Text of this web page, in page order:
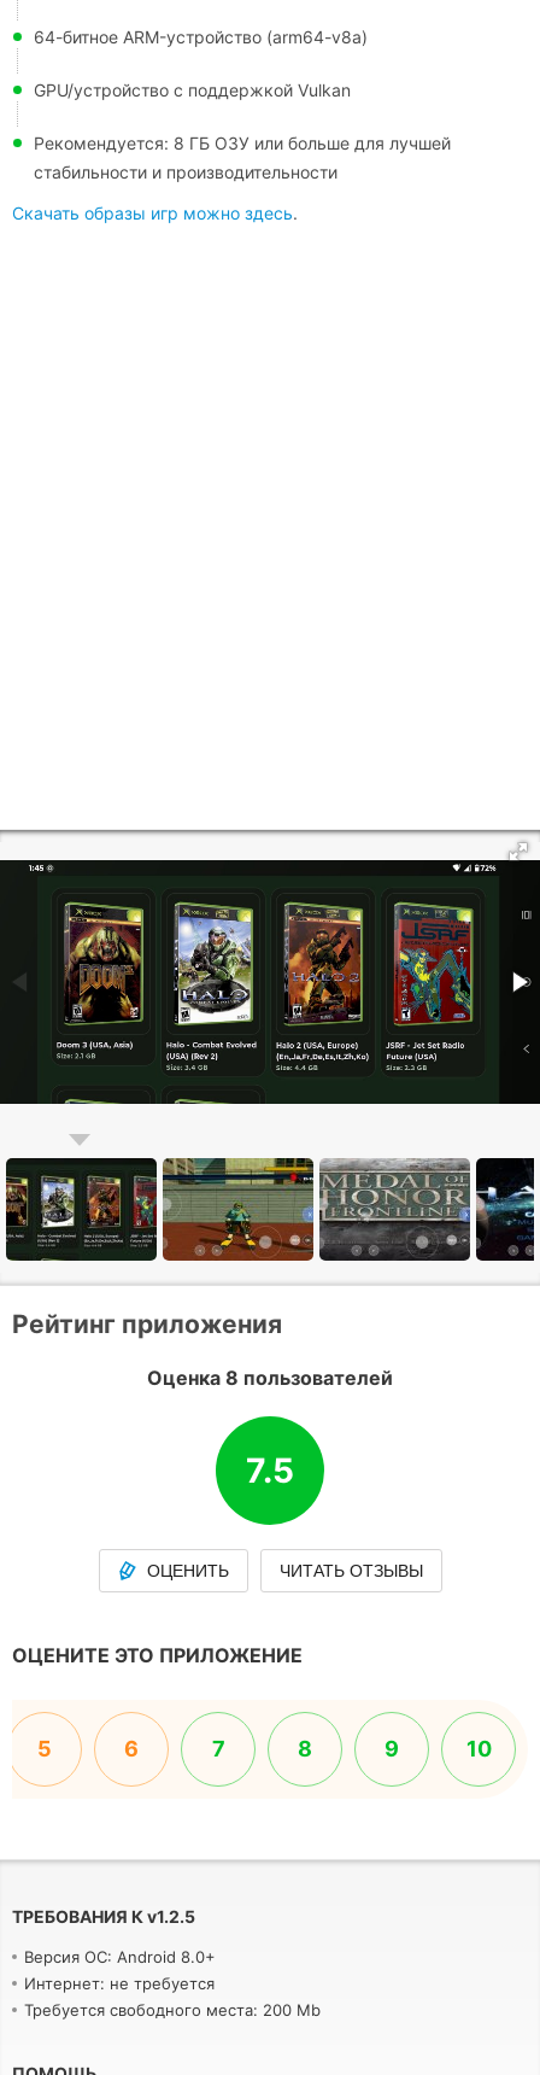
64-битное ARM-устройство (arm64-v8a)
GPU/устройство с поддержкой Vulkan
Рекомендуется: 8 ГБ ОЗУ или больше для лучшей
стабильности и производительности
Скачать образы игр можно здесь.
Рейтинг приложения
Оценка 8 пользователей
7.5
ОЦЕНИТЬ ЧИТАТЬ ОТЗЫВЫ
ОЦЕНИТЕ ЭТО ПРИЛОЖЕНИЕ
5 6 7 8 9 10
ТРЕБОВАНИЯ К v1.2.5
Версия ОС: Android 8.0+
Интернет: не требуется
Требуется свободного места: 200 Mb